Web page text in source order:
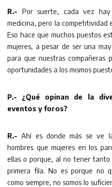
R.- Por suerte, cada vez
medicina, pero la competitividad
Eso hace que muchos puestos
mujeres, a pesar de ser una
para que nuestras compañeras
oportunidades a los mismos
P.- ¿Qué opinan de la
eventos y foros?
R.-Ahí es donde más se ve
hombres que mujeres en los
ellas o porque, al no tener tanto
primera fila. No es porque no
como siempre, no somos lo